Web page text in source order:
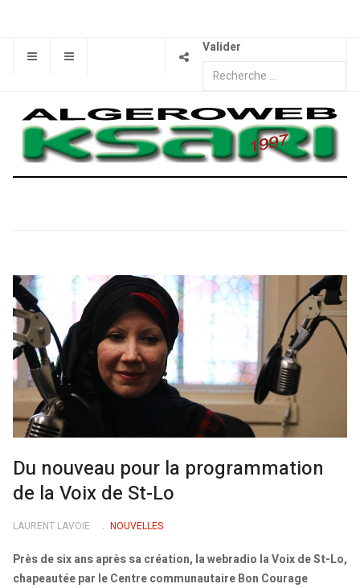
Valider
Du nouveau pour la programmation
de la Voix de St-Lo
LAURENT LAVOIE NOUVELLES
Près de six ans après sa création, la webradio la Voix de St-Lo,
chapeautée par le Centre communautaire Bon Courage